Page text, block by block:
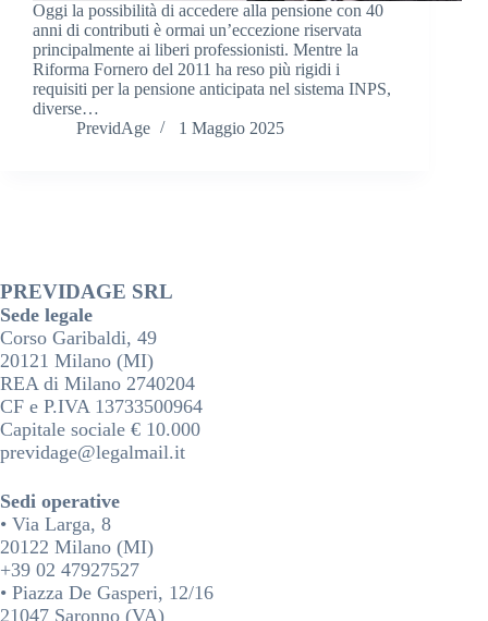
Oggi la possibilità di accedere alla pensione con 40
anni di contributi è ormai un’eccezione riservata
principalmente ai liberi professionisti. Mentre la
Riforma Fornero del 2011 ha reso più rigidi i
requisiti per la pensione anticipata nel sistema INPS,
diverse…
PrevidAge
1 Maggio 2025
PREVIDAGE SRL
Sede legale
Corso Garibaldi, 49
20121 Milano (MI)
REA di Milano 2740204
CF e P.IVA 13733500964
Capitale sociale € 10.000
previdage@legalmail.it
Sedi operative
• Via Larga, 8
20122 Milano (MI)
+39 02 47927527
• Piazza De Gasperi, 12/16
21047 Saronno (VA)